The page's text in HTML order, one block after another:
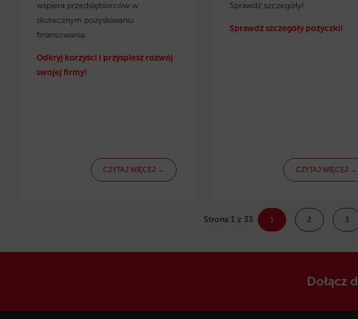
wspiera przedsiębiorców w
skutecznym pozyskiwaniu
finansowania.
Odkryj korzyści i przyspiesz rozwój
swojej firmy!
CZYTAJ WIĘCEJ →
Sprawdź szczegóły!
Sprawdź szczegóły pożyczki!
CZYTAJ WIĘCEJ →
Strona 1 z 33 1 2 3
Dołącz